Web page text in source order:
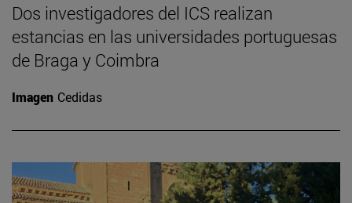
Dos investigadores del ICS realizan
estancias en las universidades portuguesas
de Braga y Coimbra
Imagen Cedidas